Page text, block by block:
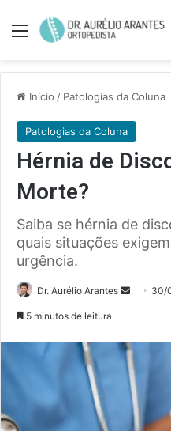
Menu
Início / Patologias da Coluna
Patologias da Coluna
Hérnia de
Morte?
Saiba se hérnia de
quais situações
urgência.
Dr. Aurélio Arantes
Mande30/
5 minutos de leitura